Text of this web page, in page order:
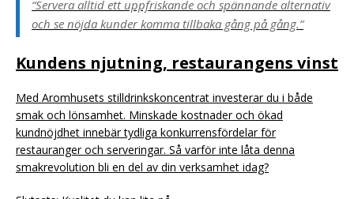
“Servera alltid ett uppfriskande och spännande alternativ
och se nöjda kunder komma tillbaka gång på gång.”
Kundens njutning, restaurangens vinst
Med Aromhusets stilldrinkskoncentrat investerar du i både
smak och lönsamhet. Minskade kostnader och ökad
kundnöjdhet innebär tydliga konkurrensfördelar för
restauranger och serveringar. Så varför inte låta denna
smakrevolution bli en del av din verksamhet idag?